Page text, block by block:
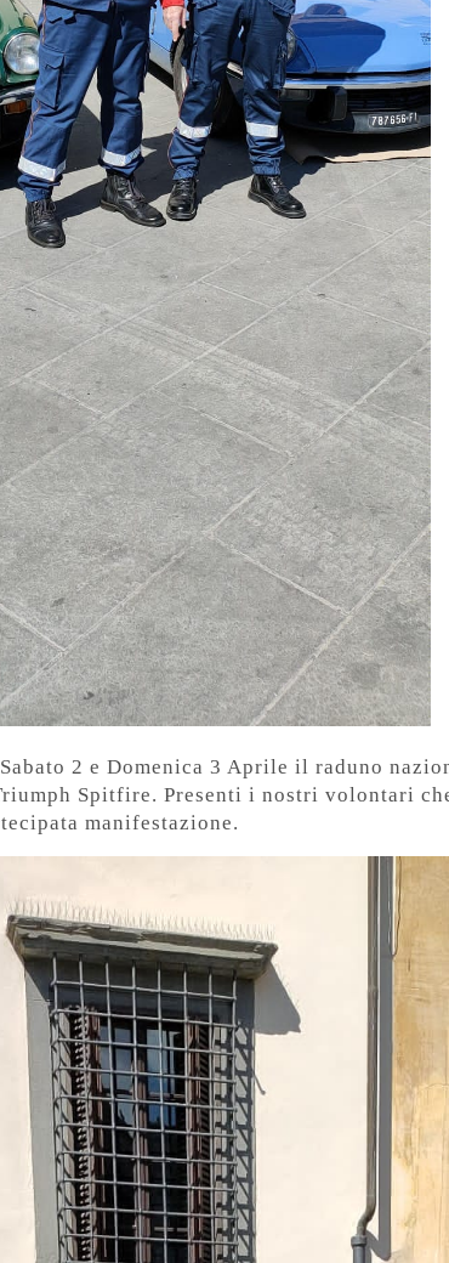
2 e Domenica 3 Aprile il raduno
Spitfire. Presenti i nostri volontari
manifestazione.